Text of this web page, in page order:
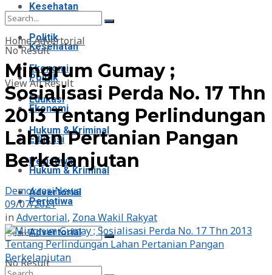
Kesehatan
Politik
Ekonomi
Edukasi
Hukum & Kriminal
Peristiwa
Advertorial
No Result
Tokoh
Kesehatan
Politik
Ekonomi
Edukasi
Hukum & Kriminal
Peristiwa
Advertorial
No Result
View All Result
HomeAdvertorial
Mingrum Gumay ;
Sosialisasi Perda No. 17 Thn
2013 Tentang Perlindungan
Lahan Pertanian Pangan
Berkelanjutan
DemokrasiNews
09/07/2021
in Advertorial, Zona Wakil Rakyat